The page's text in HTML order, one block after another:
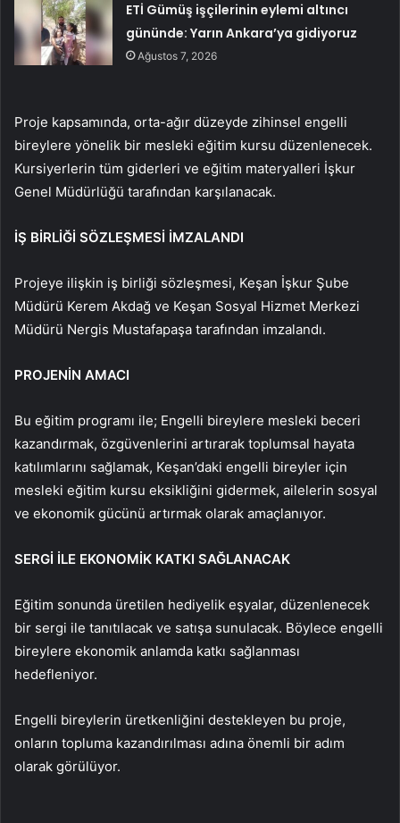
ETİ Gümüş işçilerinin eylemi altıncı
gününde: Yarın Ankara’ya gidiyoruz
Ağustos 7, 2026
Proje kapsamında, orta-ağır düzeyde zihinsel engelli
bireylere yönelik bir mesleki eğitim kursu düzenlenecek.
Kursiyerlerin tüm giderleri ve eğitim materyalleri İşkur
Genel Müdürlüğü tarafından karşılanacak.
İŞ BİRLİĞİ SÖZLEŞMESİ İMZALANDI
Projeye ilişkin iş birliği sözleşmesi, Keşan İşkur Şube
Müdürü Kerem Akdağ ve Keşan Sosyal Hizmet Merkezi
Müdürü Nergis Mustafapaşa tarafından imzalandı.
PROJENİN AMACI
Bu eğitim programı ile; Engelli bireylere mesleki beceri
kazandırmak, özgüvenlerini artırarak toplumsal hayata
katılımlarını sağlamak, Keşan’daki engelli bireyler için
mesleki eğitim kursu eksikliğini gidermek, ailelerin sosyal
ve ekonomik gücünü artırmak olarak amaçlanıyor.
SERGİ İLE EKONOMİK KATKI SAĞLANACAK
Eğitim sonunda üretilen hediyelik eşyalar, düzenlenecek
bir sergi ile tanıtılacak ve satışa sunulacak. Böylece engelli
bireylere ekonomik anlamda katkı sağlanması
hedefleniyor.
Engelli bireylerin üretkenliğini destekleyen bu proje,
onların topluma kazandırılması adına önemli bir adım
olarak görülüyor.